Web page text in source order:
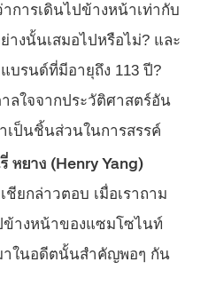
การเดินไปข้างหน้าเท่ากับ
างนั้นเสมอไปหรือไม่? และ
บรนด์ที่มีอายุถึง 113 ปี?
ลใจจากประวัติศาสตร์อัน
เป็นชิ้นส่วนในการสรรค์
หยาง (Henry Yang)
ชียกล่าวตอบ เมื่อเราถาม
ข้างหน้าของแซมโซไนท์
าในอดีตนั้นสำคัญพอๆ กัน